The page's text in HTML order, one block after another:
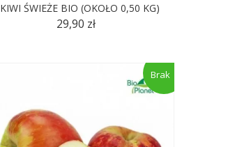
KIWI ŚWIEŻE BIO (OKOŁO 0,50 KG)
29,90 zł
Brak